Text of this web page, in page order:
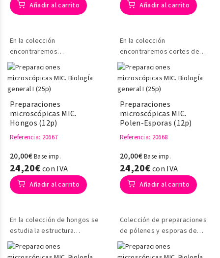
Añadir al carrito
En la colección
encontraremos
especímenes enteros de
algas de agua dulce y
marinas
Añadir al carrito
En la colección
encontraremos cortes de
algas marinas en sección
Preparaciones
microscópicas MIC.
Hongos (12p)
Referencia: 20667
20,00€Base imp.
24,20€con IVA
Añadir al carrito
En la colección de hongos se
estudia la estructura
reproductiva de los grandes
grupos de hongos
Preparaciones
microscópicas MIC.
Polen-Esporas (12p)
Referencia: 20668
20,00€Base imp.
24,20€con IVA
Añadir al carrito
Colección de preparaciones
de pólenes y esporas de
distintas especies vegetales